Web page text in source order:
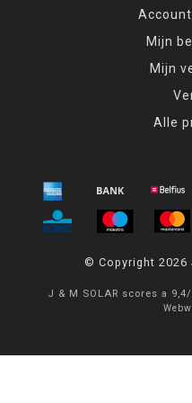
Profiteer van onze
Zonnepanelen. Wij
krijgt voor uw
op kwaliteit of service.
Kies voor de
energiesysteem.
Mijn
Mijn
Alle
© Copyright 2026
J & M SOLAR scores a 9,4/